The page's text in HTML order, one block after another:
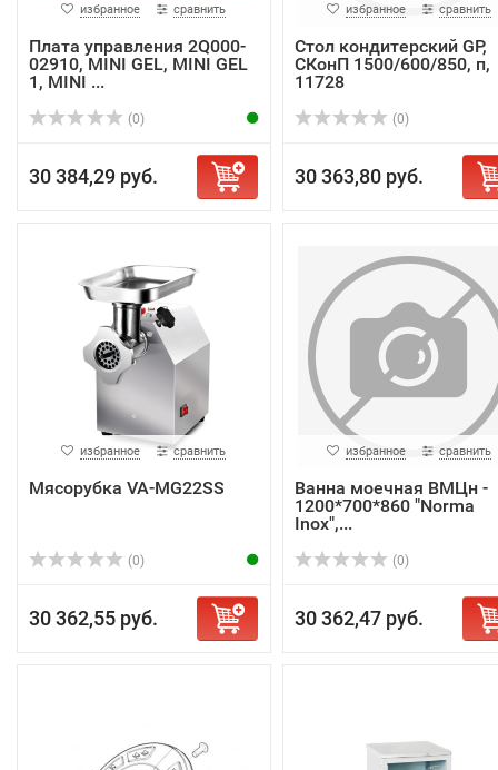
избранное сравнить
Плата управления 2Q000-
02910, MINI GEL, MINI GEL
1, MINI ...
(0)
30 384,29 руб.
избранное сравнить
Стол кондитерский GP,
СКонП 1500/600/850, п,
11728
(0)
30 363,80 руб.
избранное сравнить
Мясорубка VA-MG22SS
(0)
30 362,55 руб.
избранное сравнить
Ванна моечная ВМЦн -
1200*700*860 "Norma
Inox",...
(0)
30 362,47 руб.